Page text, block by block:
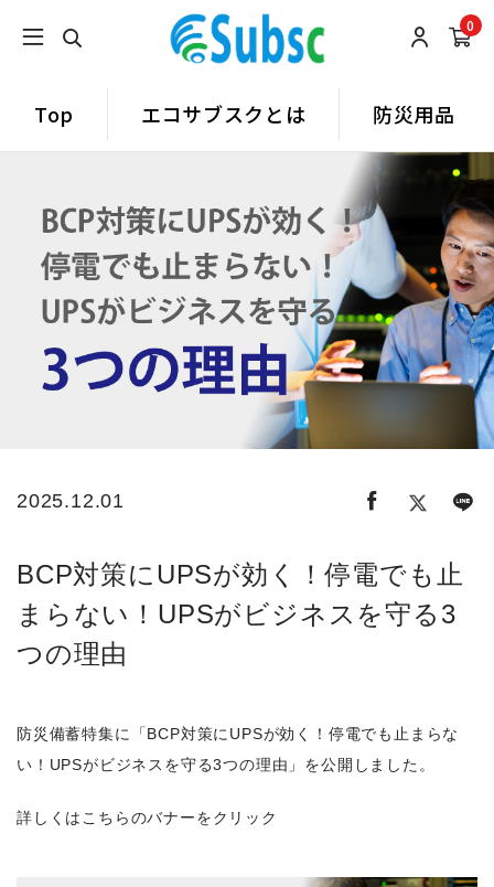
0
Top エコサブスクとは 防災用品
2025.12.01
BCP対策にUPSが効く！停電でも止
まらない！UPSがビジネスを守る3
つの理由
防災備蓄特集に「BCP対策にUPSが効く！停電でも止まらな
い！UPSがビジネスを守る3つの理由」を公開しました。
詳しくはこちらのバナーをクリック